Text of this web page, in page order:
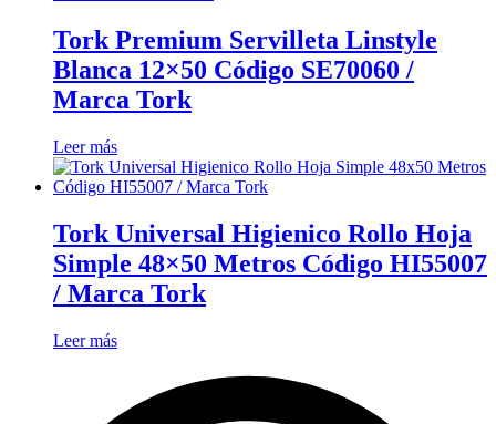
Tork Premium Servilleta Linstyle
Blanca 12×50 Código SE70060 /
Marca Tork
Leer más
Tork Universal Higienico Rollo Hoja
Simple 48×50 Metros Código HI55007
/ Marca Tork
Leer más